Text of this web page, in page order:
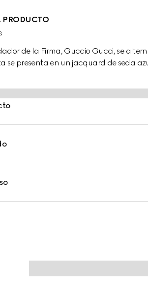
PRODUCTO
de la Firma, Guccio Gucci, se
se presenta en un jacquard de seda